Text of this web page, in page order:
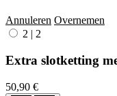
Annuleren Overnemen
2 | 2
Extra slotketting
50,90 €